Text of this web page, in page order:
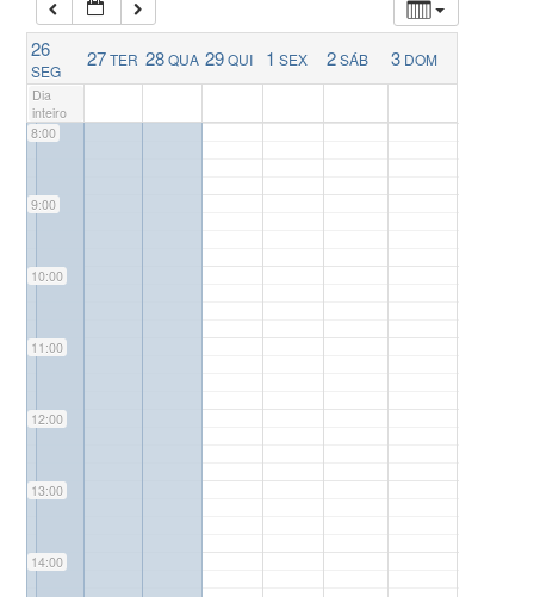
26
SEG
27TER 28QUA 29QUI 1 SEX 2SÁB 3 DOM
Dia
inteiro
7:00
8:00
9:00
10:00
11:00
12:00
13:00
14:00